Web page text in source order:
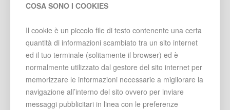
COSA SONO I COOKIES
Il cookie è un piccolo file di testo contenente una certa
quantità di informazioni scambiato tra un sito internet
ed il tuo terminale (solitamente il browser) ed è
normalmente utilizzato dal gestore del sito internet per
memorizzare le informazioni necessarie a migliorare la
navigazione all’interno del sito ovvero per inviare
messaggi pubblicitari in linea con le preferenze